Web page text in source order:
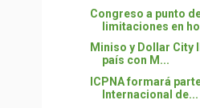
Congreso a punto
limitaciones en
Miniso y Dollar City
país con M...
ICPNA formará
Internacional de...